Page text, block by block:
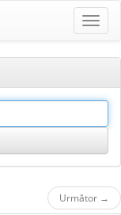
Următor →